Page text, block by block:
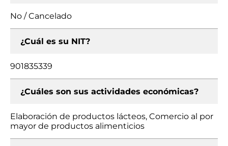
No / Cancelado
¿Cuál es su NIT?
901835339
¿Cuáles son sus actividades económicas?
Elaboración de productos lácteos, Comercio al por
mayor de productos alimenticios